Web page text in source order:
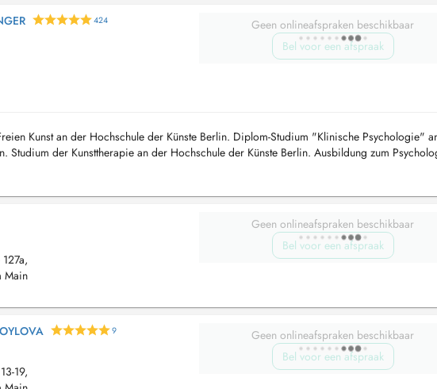
424
Geen onlineafspraken beschikbaar
Bel voor een afspraak
Kunst an der Hochschule der Künste Berlin. Diplom-Studium "Klinische Psychologie"
Studium der Kunsttherapie an der Hochschule der Künste Berlin. Ausbildung zum
Akademie für...
Main
Geen onlineafspraken beschikbaar
Bel voor een afspraak
9
19,
Geen onlineafspraken beschikbaar
Bel voor een afspraak